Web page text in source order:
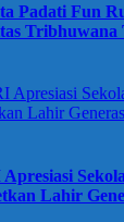
Padati Fun
Tribhuwana
Apresiasi
Lahir